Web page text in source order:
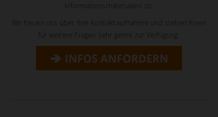
Informationsmaterialien zu.
Wir freuen uns über Ihre Kontaktaufnahme und stehen Ihnen
für weitere Fragen sehr gerne zur Verfügung.